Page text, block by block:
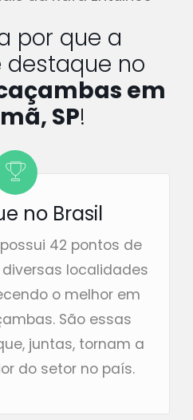
por que a
no
em
SP!
no Brasil
42 pontos de
localidades
o melhor em
São essas
juntas, tornam a
do setor no país.